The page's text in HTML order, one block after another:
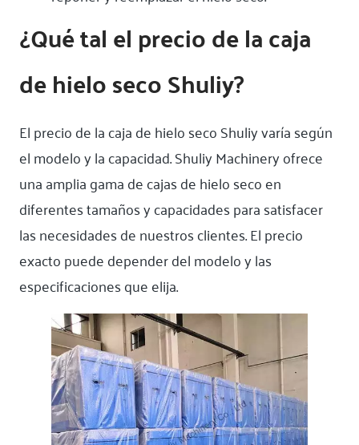
¿Qué tal el precio de la caja
de hielo seco Shuliy?
El precio de la caja de hielo seco Shuliy varía según
el modelo y la capacidad. Shuliy Machinery ofrece
una amplia gama de cajas de hielo seco en
diferentes tamaños y capacidades para satisfacer
las necesidades de nuestros clientes. El precio
exacto puede depender del modelo y las
especificaciones que elija.